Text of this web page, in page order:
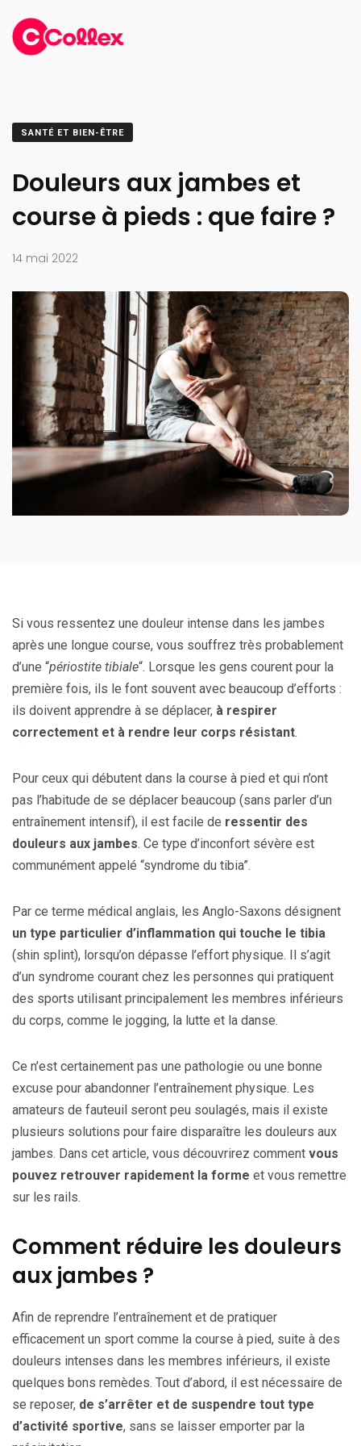
SANTÉ ET BIEN-ÊTRE
Douleurs aux jambes et
course à pieds : que faire ?
14 mai 2022
Si vous ressentez une douleur intense dans les jambes
après une longue course, vous souffrez très probablement
d’une “périostite tibiale“. Lorsque les gens courent pour la
première fois, ils le font souvent avec beaucoup d’efforts :
ils doivent apprendre à se déplacer, à respirer
correctement et à rendre leur corps résistant.
Pour ceux qui débutent dans la course à pied et qui n’ont
pas l’habitude de se déplacer beaucoup (sans parler d’un
entraînement intensif), il est facile de ressentir des
douleurs aux jambes. Ce type d’inconfort sévère est
communément appelé “syndrome du tibia”.
Par ce terme médical anglais, les Anglo-Saxons désignent
un type particulier d’inflammation qui touche le tibia
(shin splint), lorsqu’on dépasse l’effort physique. Il s’agit
d’un syndrome courant chez les personnes qui pratiquent
des sports utilisant principalement les membres inférieurs
du corps, comme le jogging, la lutte et la danse.
Ce n’est certainement pas une pathologie ou une bonne
excuse pour abandonner l’entraînement physique. Les
amateurs de fauteuil seront peu soulagés, mais il existe
plusieurs solutions pour faire disparaître les douleurs aux
jambes. Dans cet article, vous découvrirez comment vous
pouvez retrouver rapidement la forme et vous remettre
sur les rails.
Comment réduire les douleurs
aux jambes ?
Afin de reprendre l’entraînement et de pratiquer
efficacement un sport comme la course à pied, suite à des
douleurs intenses dans les membres inférieurs, il existe
quelques bons remèdes. Tout d’abord, il est nécessaire de
se reposer, de s’arrêter et de suspendre tout type
d’activité sportive, sans se laisser emporter par la